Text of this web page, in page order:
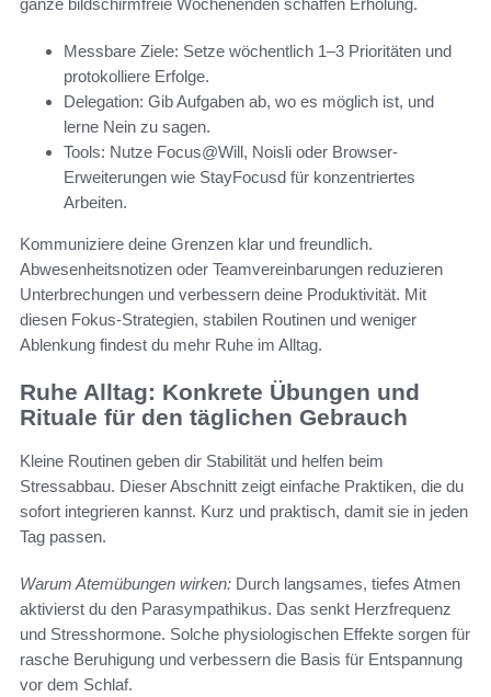
Messbare Ziele: Setze wöchentlich 1–3 Prioritäten und
protokolliere Erfolge.
Delegation: Gib Aufgaben ab, wo es möglich ist, und
lerne Nein zu sagen.
Tools: Nutze Focus@Will, Noisli oder Browser-
Erweiterungen wie StayFocusd für konzentriertes
Arbeiten.
Kommuniziere deine Grenzen klar und freundlich.
Abwesenheitsnotizen oder Teamvereinbarungen reduzieren
Unterbrechungen und verbessern deine Produktivität. Mit
diesen Fokus-Strategien, stabilen Routinen und weniger
Ablenkung findest du mehr Ruhe im Alltag.
Ruhe Alltag: Konkrete Übungen und
Rituale für den täglichen Gebrauch
Kleine Routinen geben dir Stabilität und helfen beim
Stressabbau. Dieser Abschnitt zeigt einfache Praktiken, die du
sofort integrieren kannst. Kurz und praktisch, damit sie in jeden
Tag passen.
Warum Atemübungen wirken: Durch langsames, tiefes Atmen
aktivierst du den Parasympathikus. Das senkt Herzfrequenz
und Stresshormone. Solche physiologischen Effekte sorgen für
rasche Beruhigung und verbessern die Basis für Entspannung
vor dem Schlaf.